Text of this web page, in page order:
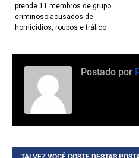
prende 11 membros de grupo
criminoso acusados de
homicídios, roubos e tráfico
Postado por